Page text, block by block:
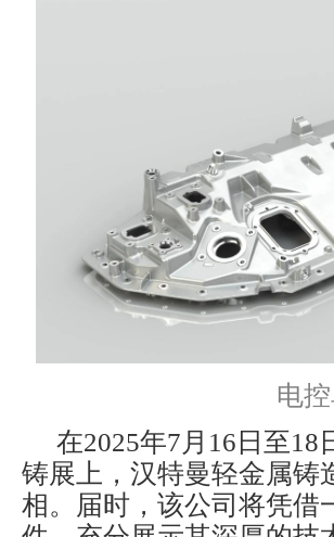
电
在2025年7月16日至
铸展上，汉特曼轻金属铸
相。届时，该公司将凭借